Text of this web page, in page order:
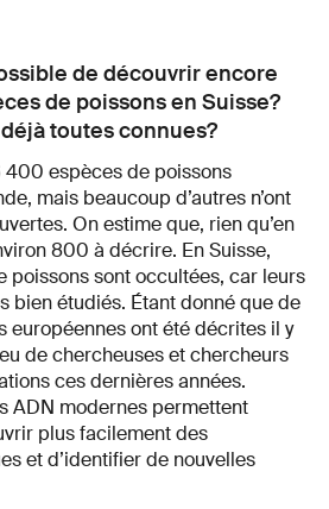
de découvrir encore
de poissons en Suisse?
toutes connues?
400 espèces de poissons
mais beaucoup d’autres n’ont
On estime que, rien qu’en
800 à décrire. En Suisse,
poissons sont occultées, car leurs
bien étudiés. Étant donné que de
européennes ont été décrites il y
de chercheuses et chercheurs
ces dernières années.
ADN modernes permettent
plus facilement des
et d’identifier de nouvelles